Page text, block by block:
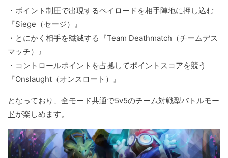
・ポイント制圧で出現するペイロードを相手陣地に押し込む
『Siege（セージ）』
・とにかく相手を殲滅する『Team Deathmatch（チームデス
マッチ）』
・コントロールポイントを占拠してポイントスコアを競う
『Onslaught（オンスロート）』
となっており、 全モード共通で5v5のチーム対戦型バトルモー
ドが楽しめます。